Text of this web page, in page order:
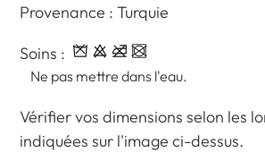
Provenance : Turquie
Soins :
Ne pas mettre dans l'eau.
Vérifier vos dimensions selon les
indiquées sur l'image ci-dessus.